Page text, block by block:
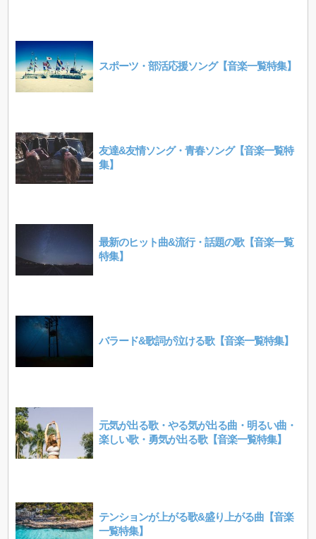
スポーツ・部活応援ソング【音楽一覧特集】
友達&友情ソング・青春ソング【音楽一覧特
集】
最新のヒット曲&流行・話題の歌【音楽一覧
特集】
バラード&歌詞が泣ける歌【音楽一覧特集】
元気が出る歌・やる気が出る曲・明るい曲・
楽しい歌・勇気が出る歌【音楽一覧特集】
テンションが上がる歌&盛り上がる曲【音楽
一覧特集】